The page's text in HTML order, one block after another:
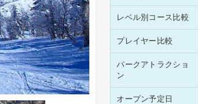
レベル別コース比較
プレイヤー比較
パークアトラクショ
ン
オープン予定日